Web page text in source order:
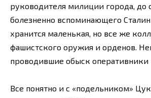
руководителя милиции города, до
болезненно вспоминающего
хранится маленькая, но все же
фашистского оружия и орденов.
проводившие обыск оперативники
Все понятно и с «подельником»